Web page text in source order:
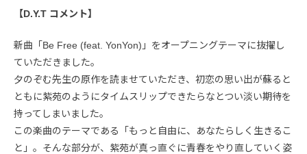
【D.Y.T コメント】
新曲「Be Free (feat. YonYon)」をオープニングテーマに抜擢し
ていただきました。
夕のぞむ先生の原作を読ませていただき、初恋の思い出が蘇ると
ともに紫苑のようにタイムスリップできたらなとつい淡い期待を
持ってしまいました。
この楽曲のテーマである「もっと自由に、あなたらしく生きるこ
と」。そんな部分が、紫苑が真っ直ぐに青春をやり直していく姿